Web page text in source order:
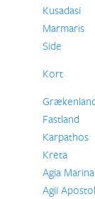
Kusadasi
Marmaris
Side
Kort
Fastland
Karpathos
Kreta
Agia Marina
Agii